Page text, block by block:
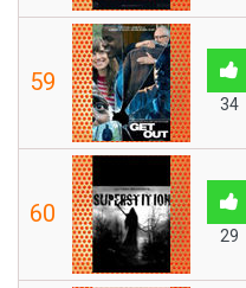
59
34
60
29